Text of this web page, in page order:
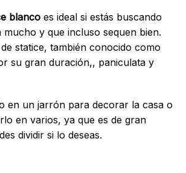
blanco es ideal si estás buscando
y que incluso sequen bien.
statice, también conocido como
su gran duración,, paniculata y
en un jarrón para decorar la casa o
en varios, ya que es de gran
dividir si lo deseas.